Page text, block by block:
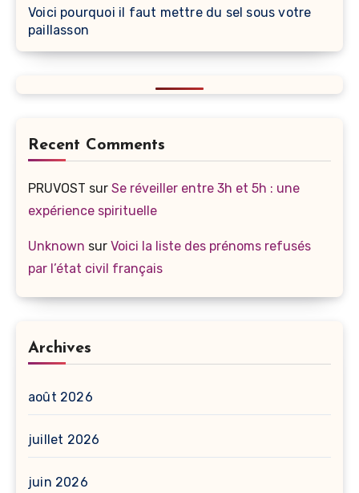
Voici pourquoi il faut mettre du sel sous votre
paillasson
Recent Comments
PRUVOST sur Se réveiller entre 3h et 5h : une
expérience spirituelle
Unknown sur Voici la liste des prénoms refusés
par l’état civil français
Archives
août 2026
juillet 2026
juin 2026